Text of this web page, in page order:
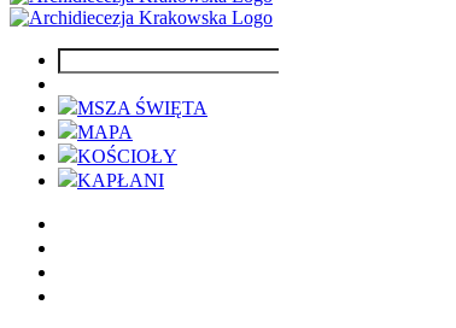
MSZA ŚWIĘTA
MAPA
KOŚCIOŁY
KAPŁANI